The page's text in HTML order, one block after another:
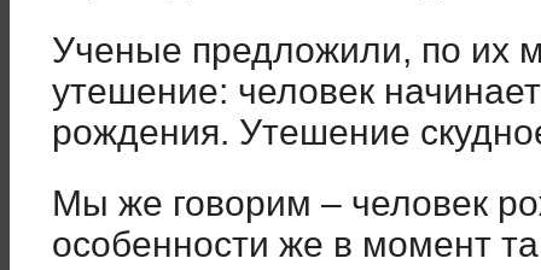
Ученые предложили, по их
утешение: человек
рождения. Утешение
Мы же говорим – человек
особенности же в момент